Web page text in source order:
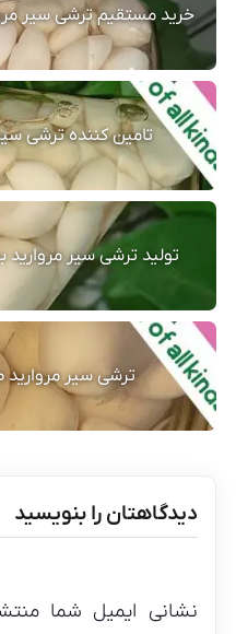
خرید مستقیم ترشی سیر
تامین کننده ترشی
تولید ترشی سیر
ترشی سیر
دیدگاهتان را بنویسید
نشانی ایمیل شما